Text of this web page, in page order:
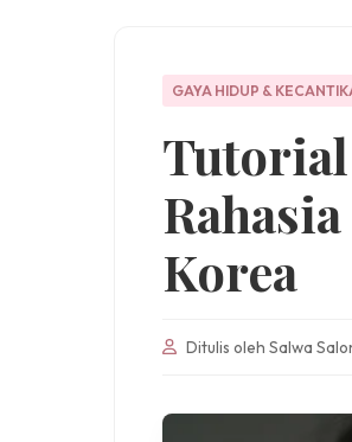
GAYA HIDUP &
Tutorial
Korea
Ditulis oleh Salwa